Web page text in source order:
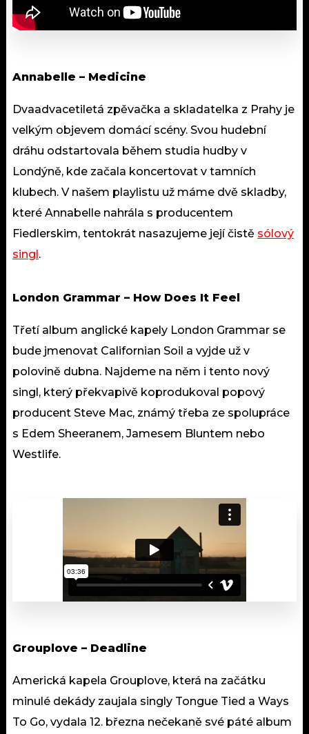
Annabelle – Medicine
Dvaadvacetiletá zpěvačka a skladatelka z Prahy je
velkým objevem domácí scény. Svou hudební
dráhu odstartovala během studia hudby v
Londýně, kde začala koncertovat v tamních
klubech. V našem playlistu už máme dvě skladby,
které Annabelle nahrála s producentem
Fiedlerskim, tentokrát nasazujeme její čistě sólový
singl .
London Grammar – How Does It Feel
Třetí album anglické kapely London Grammar se
bude jmenovat Californian Soil a vyjde už v
polovině dubna. Najdeme na něm i tento nový
singl, který překvapivě koprodukoval popový
producent Steve Mac, známý třeba ze spolupráce
s Edem Sheeranem, Jamesem Bluntem nebo
Westlife.
Grouplove – Deadline
Americká kapela Grouplove, která na začátku
minulé dekády zaujala singly Tongue Tied a Ways
To Go, vydala 12. března nečekaně své páté album